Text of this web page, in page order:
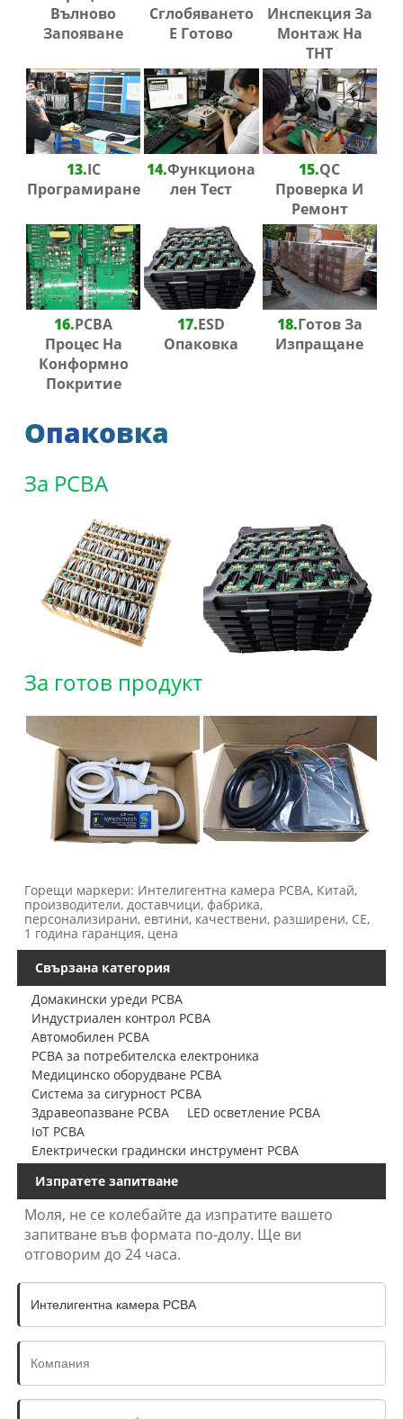
Вълново
Запояване
Сглобяването
Е Готово
Инспекция За
Монтаж На
THT
13.IC
Програмиране
14.Функциона
Лен Тест
15.QC
Проверка И
Ремонт
16.PCBA
Процес На
Конформно
Покритие
17.ESD
Опаковка
18.Готов За
Изпращане
Опаковка
За PCBA
За готов продукт
Горещи маркери: Интелигентна камера PCBA, Китай,
производители, доставчици, фабрика,
персонализирани, евтини, качествени, разширени, CE,
1 година гаранция, цена
Свързана категория
Домакински уреди PCBA
Индустриален контрол PCBA
Автомобилен PCBA
PCBA за потребителска електроника
Медицинско оборудване PCBA
Система за сигурност PCBA
Здравеопазване PCBA
LED осветление PCBA
IoT PCBA
Електрически градински инструмент PCBA
Изпратете запитване
Моля, не се колебайте да изпратите вашето
запитване във формата по-долу. Ще ви
отговорим до 24 часа.